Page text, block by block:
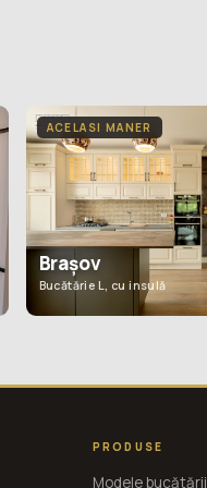
ACELASI MANER
Brașov
Bucătărie L, cu insulă
PRODUSE
Modele bucătării